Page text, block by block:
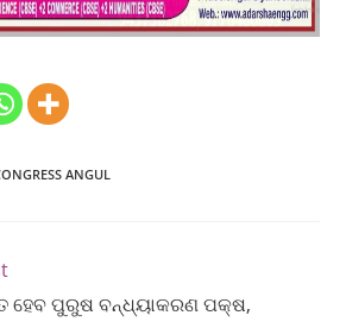
ANGUL
ହେବ ପୁରୁଷ ବନ୍ଧ୍ୟାକରଣ ପକ୍ଷ,